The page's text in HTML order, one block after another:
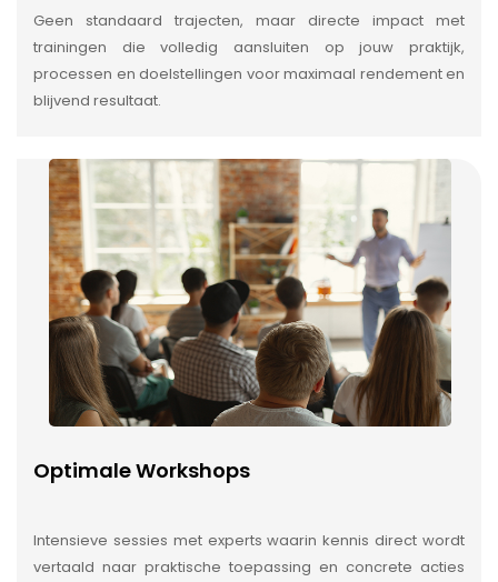
Geen standaard trajecten, maar directe impact met
trainingen die volledig aansluiten op jouw praktijk,
processen en doelstellingen voor maximaal rendement en
blijvend resultaat.
Optimale Workshops
Intensieve sessies met experts waarin kennis direct wordt
vertaald naar praktische toepassing en concrete acties